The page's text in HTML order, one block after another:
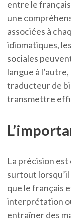
entre le
une
associées à
idiomatiques,
sociales
langue à
traducteur de
transmettre
La précision
surtout
que le français
interprétation
entraîner des